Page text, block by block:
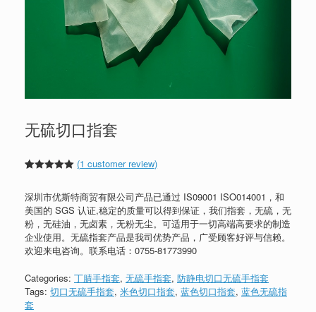
无硫切口指套
based on
customer
rating
(1 customer review)
深圳市优斯特商贸有限公司产品已通过 IS09001 ISO014001，和
美国的 SGS 认证,稳定的质量可以得到保证，我们指套，无硫，无
粉，无硅油，无卤素，无粉无尘。可适用于一切高端高要求的制造
企业使用。无硫指套产品是我司优势产品，广受顾客好评与信赖。
欢迎来电咨询。联系电话： 0755-81773990
Categories: 丁腈手指套, 无硫手指套, 防静电切口无硫手指套
Tags: 切口无硫手指套, 米色切口指套, 蓝色切口指套, 蓝色无硫指
套